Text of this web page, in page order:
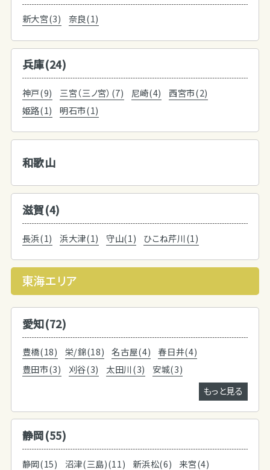
新大宮(3) 奈良(1)
兵庫(24)
神戸(9) 三宮（三ノ宮）(7) 尼崎(4)
西宮市(2)
姫路(1)
明石市(1)
和歌山
滋賀(4)
長浜(1) 浜大津(1) 守山(1) ひこね芹川(1)
東海エリア
愛知(72)
豊橋(18) 栄/錦(18) 名古屋(4)
春日井(4)
豊田市(3)
刈谷(3) 太田川(3)
安城(3)
もっと見る
静岡(55)
静岡(15) 沼津(三島)(11) 新浜松(6) 来宮(4)